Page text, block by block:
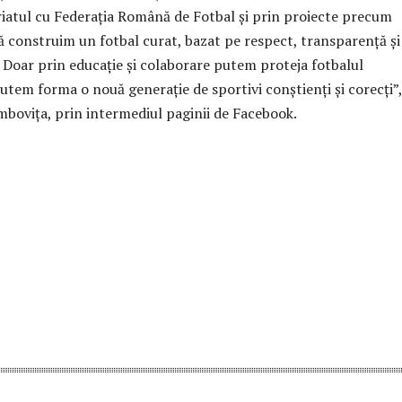
cu Federația Română de Fotbal și prin proiecte precum
construim un fotbal curat, bazat pe respect, transparență și
prin educație și colaborare putem proteja fotbalul
forma o nouă generație de sportivi conștienți și
prin intermediul paginii de Facebook.